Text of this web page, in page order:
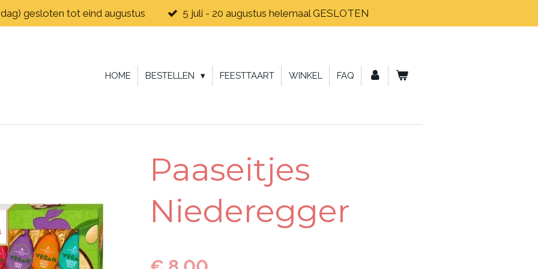
gesloten tot eind augustus 5 juli - 20 augustus helemaal GESLOTEN
HOME BESTELLEN FEESTTAART WINKEL FAQ
Paaseitjes
Niederegger